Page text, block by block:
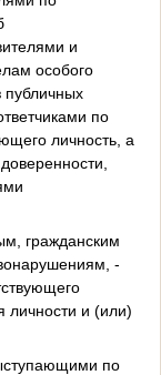
и
особого
по
личность, а
гражданским
-
личности и (или)
по